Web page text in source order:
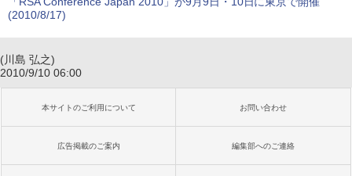
(2010/8/17)
(川島 弘之)
2010/9/10 06:00
本サイトのご利用について お問い合わせ
広告掲載のご案内 編集部へのご連絡